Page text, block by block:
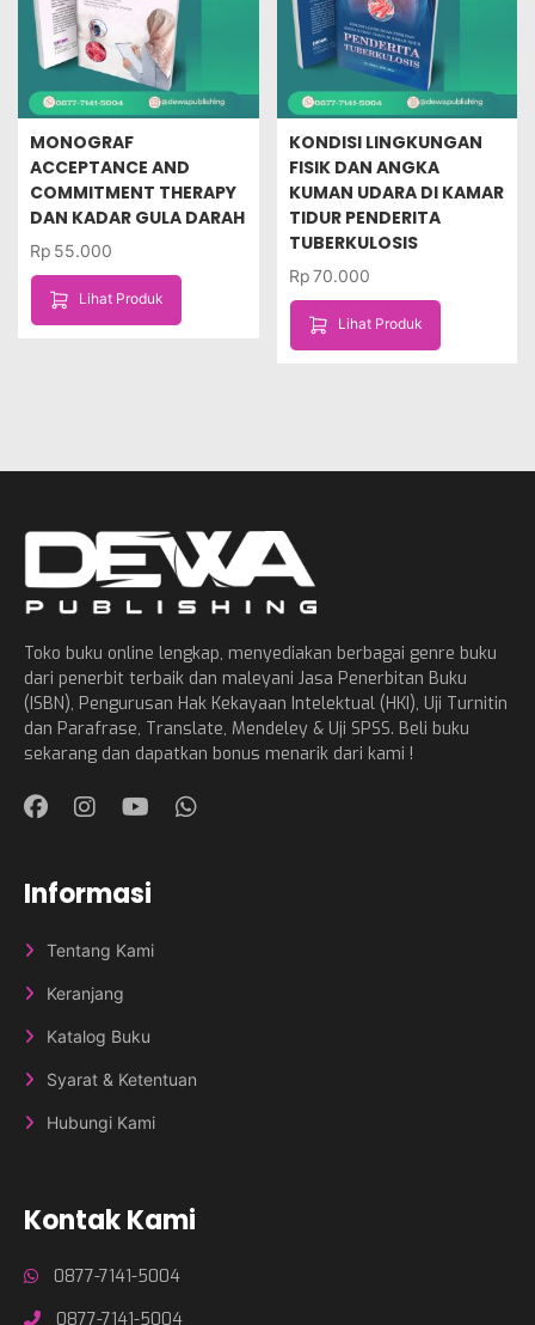
MONOGRAF
ACCEPTANCE AND
COMMITMENT THERAPY
DAN KADAR GULA DARAH
Rp 55.000
Lihat Produk
KONDISI LINGKUNGAN
FISIK DAN ANGKA
KUMAN UDARA DI KAMAR
TIDUR PENDERITA
TUBERKULOSIS
Rp70.000
Lihat Produk
Toko buku online lengkap, menyediakan berbagai genre buku
dari penerbit terbaik dan maleyani Jasa Penerbitan Buku
(ISBN), Pengurusan Hak Kekayaan Intelektual (HKI), Uji Turnitin
dan Parafrase, Translate, Mendeley & Uji SPSS. Beli buku
sekarang dan dapatkan bonus menarik dari kami !
Informasi
Tentang Kami
Keranjang
Katalog Buku
Syarat & Ketentuan
Hubungi Kami
Kontak Kami
0877-7141-5004
0877-7141-5004